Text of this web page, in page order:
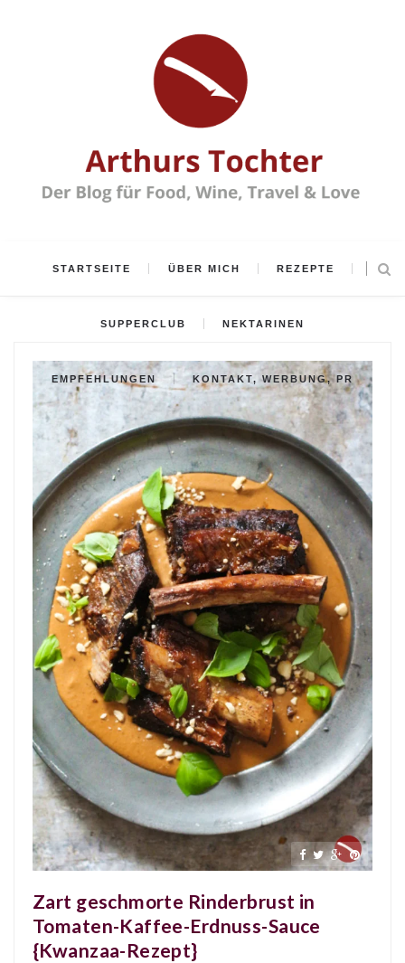
STARTSEITE ÜBER MICH REZEPTE
SUPPERCLUB NEKTARINEN
EMPFEHLUNGEN KONTAKT, WERBUNG, PR
Zart geschmorte Rinderbrust in
Tomaten-Kaffee-Erdnuss-Sauce
{Kwanzaa-Rezept}